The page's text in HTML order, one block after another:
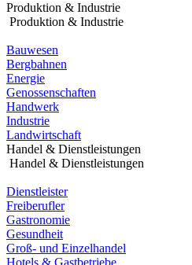
Produktion & Industrie
Produktion & Industrie
Bauwesen
Bergbahnen
Energie
Genossenschaften
Handwerk
Industrie
Landwirtschaft
Handel & Dienstleistungen
Handel & Dienstleistungen
Dienstleister
Freiberufler
Gastronomie
Gesundheit
Groß- und Einzelhandel
Hotels & Gastbetriebe